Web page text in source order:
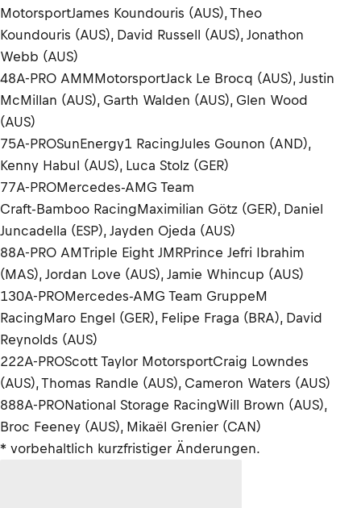
MotorsportJames Koundouris (AUS), Theo
Koundouris (AUS), David Russell (AUS), Jonathon
Webb (AUS)
48A-PRO AMMMotorsportJack Le Brocq (AUS), Justin
McMillan (AUS), Garth Walden (AUS), Glen Wood
(AUS)
75A-PROSunEnergy1 RacingJules Gounon (AND),
Kenny Habul (AUS), Luca Stolz (GER)
77A-PROMercedes-AMG Team
Craft-Bamboo RacingMaximilian Götz (GER), Daniel
Juncadella (ESP), Jayden Ojeda (AUS)
88A-PRO AMTriple Eight JMRPrince Jefri Ibrahim
(MAS), Jordan Love (AUS), Jamie Whincup (AUS)
130A-PROMercedes-AMG Team GruppeM
RacingMaro Engel (GER), Felipe Fraga (BRA), David
Reynolds (AUS)
222A-PROScott Taylor MotorsportCraig Lowndes
(AUS), Thomas Randle (AUS), Cameron Waters (AUS)
888A-PRONational Storage RacingWill Brown (AUS),
Broc Feeney (AUS), Mikaël Grenier (CAN)
* vorbehaltlich kurzfristiger Änderungen.